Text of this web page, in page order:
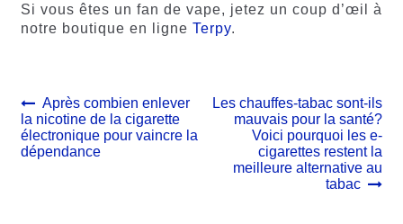
Si vous êtes un fan de vape, jetez un coup d’œil à
notre boutique en ligne Terpy.
Navigation
de
l’article
Article
précédent :
Après combien enlever
la nicotine de la cigarette
électronique pour vaincre la
dépendance
Article
suivant :
Les chauffes-tabac sont-ils
mauvais pour la santé?
Voici pourquoi les e-
cigarettes restent la
meilleure alternative au
tabac